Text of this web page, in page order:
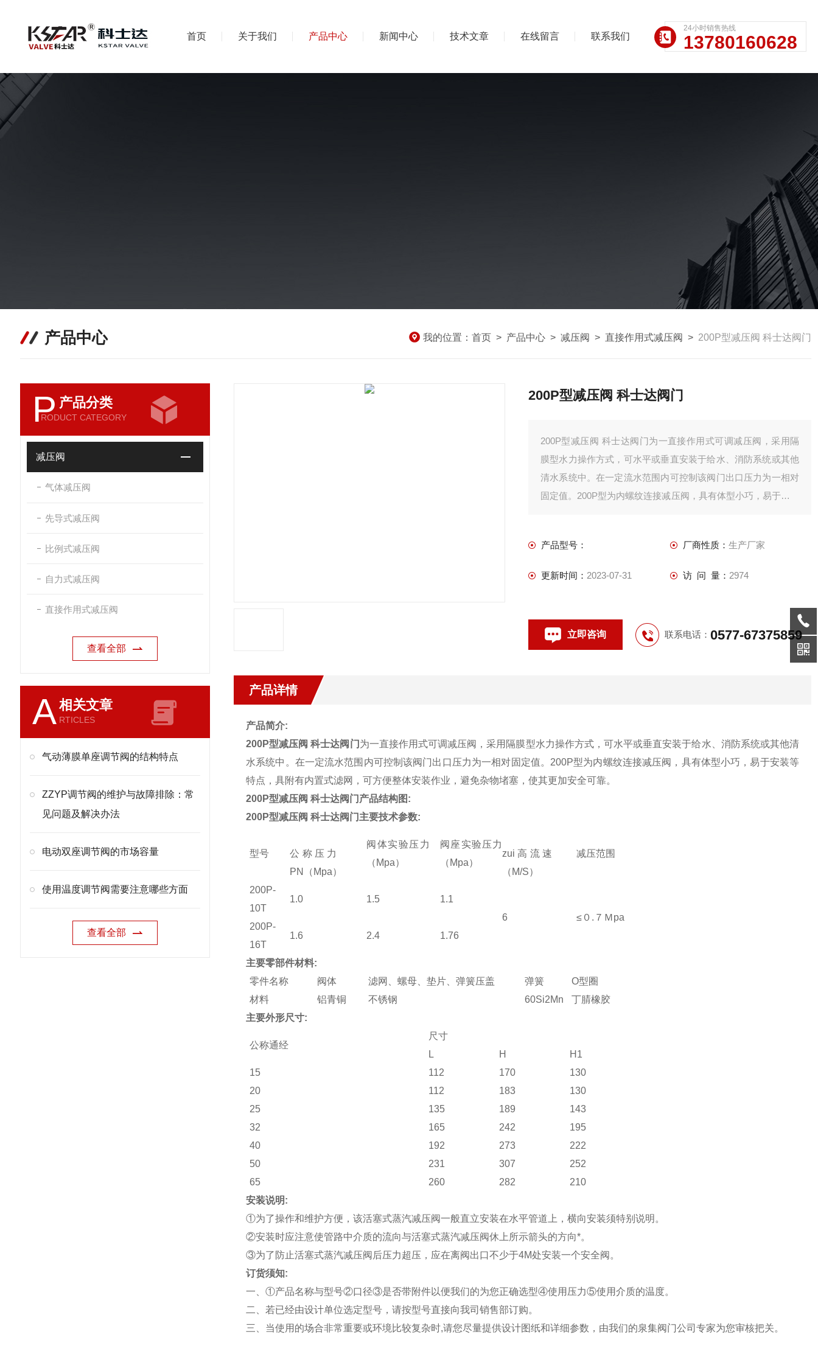
首页 关于我们 产品中心 新闻中心 技术文章 在线留言 联系我们
24小时销售热线
13780160628
产品中心 我的位置： 首页 > 产品中心 > 减压阀 > 直接作用式减压阀 > 200P型减压阀 科士达阀门
P 产品分类
RODUCT CATEGORY
减压阀
气体减压阀
先导式减压阀
比例式减压阀
自力式减压阀
直接作用式减压阀
查看全部
A相关文章
RTICLES
气动薄膜单座调节阀的结构特点
ZZYP调节阀的维护与故障排除：常
见问题及解决办法
电动双座调节阀的市场容量
使用温度调节阀需要注意哪些方面
查看全部
200P型减压阀 科士达阀门
200P型减压阀 科士达阀门为一直接作用式可调减压阀，采用隔
膜型水力操作方式，可水平或垂直安装于给水、消防系统或其他
清水系统中。在一定流水范围内可控制该阀门出口压力为一相对
固定值。200P型为内螺纹连接减压阀，具有体型小巧，易于安装
产品型号：
厂商性质： 生产厂家
更新时间： 2023-07-31 访 问 量： 2974
立即咨询 联系电话： 0577-67375859
产品详情
产品简介:
200P型减压阀 科士达阀门 为一直接作用式可调减压阀，采用隔膜型水力操作方式，可水平或垂直安装于给水、消防系统或其他清
水系统中。在一定流水范围内可控制该阀门出口压力为一相对固定值。200P型为内螺纹连接减压阀，具有体型小巧，易于安装等
特点，具附有内置式滤网，可方便整体安装作业，避免杂物堵塞，使其更加安全可靠。
200P型减压阀 科士达阀门产品结构图:
200P型减压阀 科士达阀门主要技术参数:
型号
公称压力
PN（Mpa）
阀体实验压力
（Mpa）
阀座实验压力
（Mpa）
zui高流速
（M/S）
减压范围
200P-
10T
1.0 1.5
1.1
6
≤０.７Ｍpa
200P-
16T
1.6 2.4 1.76
主要零部件材料:
零件名称
阀体 滤网、螺母、垫片、弹簧压盖 弹簧
O型圈
材料
铝青铜 不锈钢 60Si2Mn
丁腈橡胶
主要外形尺寸:
公称通经
尺寸
L
H
H1
15
112 170
130
20
112 183
130
25
135 189
143
32
165 242
195
40
192 273
222
50
231 307
252
65
260 282
210
安装说明:
①为了操作和维护方便，该活塞式蒸汽减压阀一般直立安装在水平管道上，横向安装须特别说明。
②安装时应注意使管路中介质的流向与活塞式蒸汽减压阀休上所示箭头的方向*。
③为了防止活塞式蒸汽减压阀后压力超压，应在离阀出口不少于4M处安装一个安全阀。
订货须知:
一、 ①产品名称与型号②口径③是否带附件以便我们的为您正确选型④使用压力⑤使用介质的温度。
二、若已经由设计单位选定型号，请按型号直接向我司销售部订购。
三、当使用的场合非常重要或环境比较复杂时,请您尽量提供设计图纸和详细参数，由我们的泉集阀门公司专家为您审核把关。